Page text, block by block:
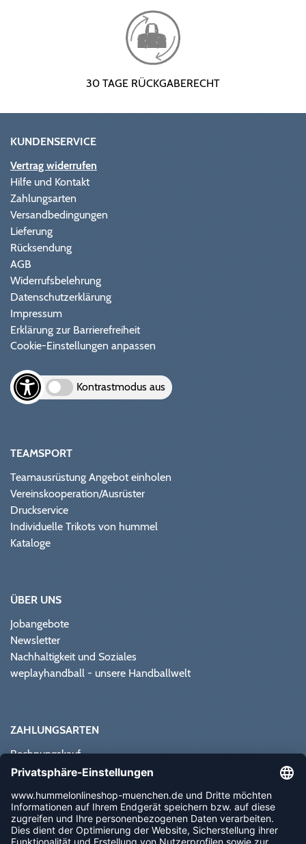
30 TAGE RÜCKGABERECHT
KUNDENSERVICE
Vertrag widerrufen
Hilfe und Kontakt
Zahlungsarten
Versandbedingungen
Lieferung
Rücksendung
AGB
Widerrufsbelehrung
Datenschutzerklärung
Impressum
Erklärung zur Barrierefreiheit
Cookie-Einstellungen anpassen
Kontrastmodus aus
TEAMSPORT
Teamausrüstung Angebot einholen
Vereinskooperation/Ausrüster
Druckservice
Individuelle Trikots von hummel
Kataloge
ÜBER UNS
Jobangebote
Newsletter
Nachhaltigkeit und Soziales
weplayhandball - unsere Handballwelt
ZAHLUNGSARTEN
Rechnungskauf
Paypal
Vorkasse
Sofortüberweisung